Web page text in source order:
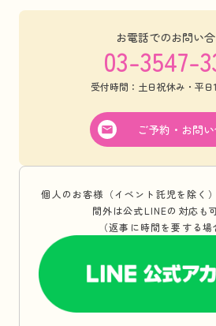
お電話でのお問い
03-3547-
受付時間：土日祝休み・平日
ご予約・お問
個人のお客様（イベント託児を除く
間外は公式LINEの対応も
（返事に時間を要する場